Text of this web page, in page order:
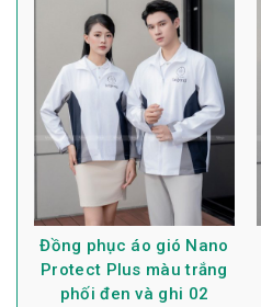
Đồng phục áo gió Nano
Protect Plus màu trắng
phối đen và ghi 02